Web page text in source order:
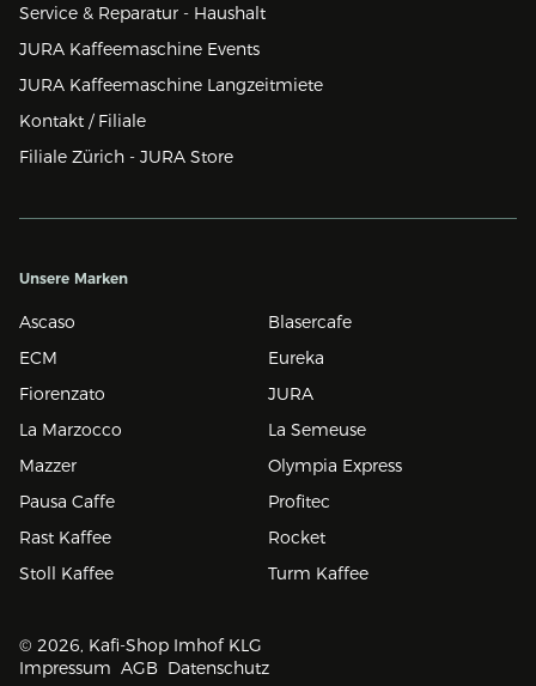
Service & Reparatur - Haushalt
JURA Kaffeemaschine Events
JURA Kaffeemaschine Langzeitmiete
Kontakt / Filiale
Filiale Zürich - JURA Store
Unsere Marken
Ascaso
Blasercafe
ECM
Eureka
Fiorenzato
JURA
La Marzocco
La Semeuse
Mazzer
Olympia Express
Pausa Caffe
Profitec
Rast Kaffee
Rocket
Stoll Kaffee
Turm Kaffee
© 2026, Kafi-Shop Imhof KLG
Impressum AGB Datenschutz